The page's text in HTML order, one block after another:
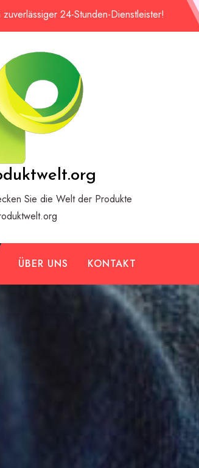
zuverlässiger 24-Stunden-Dienstleister!
Sie die Welt der Produkte
ÜBER UNS KONTAKT